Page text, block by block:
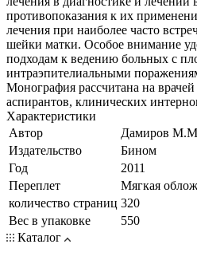
противопоказания к их
лечения при наиболее часто
шейки матки. Особое внимание
подходам к ведению больных с
интраэпителиальными
Монография рассчитана на
аспирантов, клинических
Характеристики
Автор
Дамиров
Издательство
Бином
Год
2011
Переплет
Мягкая
количество страниц 320
Вес в упаковке
550
Каталог